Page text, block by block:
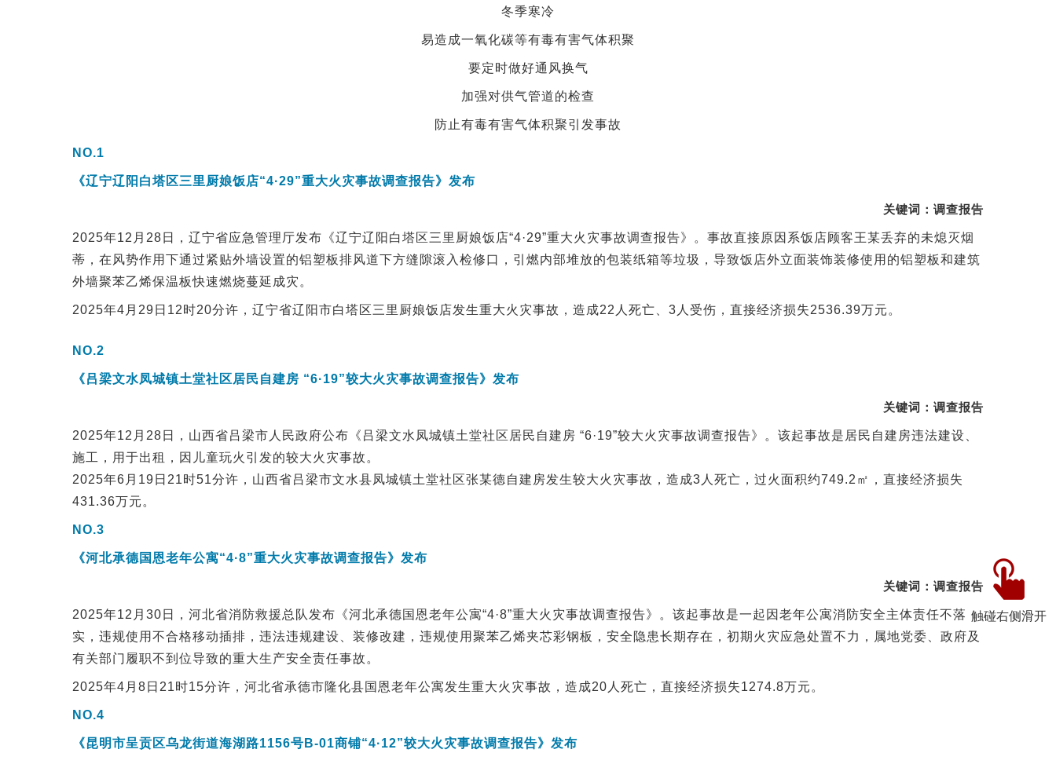
触碰右侧滑开
冬季寒冷
易造成一氧化碳等有毒有害气体积聚
要定时做好通风换气
加强对供气管道的检查
防止有毒有害气体积聚引发事故
NO.1
《辽宁辽阳白塔区三里厨娘饭店“4·29”重大火灾事故调查报告》发布
关键词：调查报告
2025年12月28日，辽宁省应急管理厅发布《辽宁辽阳白塔区三里厨娘饭店“4·29”重大火灾事故调查报告》。事故直接原因系饭店顾客王某丢弃的未熄灭烟
蒂，在风势作用下通过紧贴外墙设置的铝塑板排风道下方缝隙滚入检修口，引燃内部堆放的包装纸箱等垃圾，导致饭店外立面装饰装修使用的铝塑板和建筑
外墙聚苯乙烯保温板快速燃烧蔓延成灾。
2025年4月29日12时20分许，辽宁省辽阳市白塔区三里厨娘饭店发生重大火灾事故，造成22人死亡、3人受伤，直接经济损失2536.39万元。
NO.2
《吕梁文水凤城镇土堂社区居民自建房 “6·19”较大火灾事故调查报告》发布
关键词：调查报告
2025年12月28日，山西省吕梁市人民政府公布《吕梁文水凤城镇土堂社区居民自建房 “6·19”较大火灾事故调查报告》。该起事故是居民自建房违法建设、
施工，用于出租，因儿童玩火引发的较大火灾事故。
2025年6月19日21时51分许，山西省吕梁市文水县凤城镇土堂社区张某德自建房发生较大火灾事故，造成3人死亡，过火面积约749.2㎡，直接经济损失
431.36万元。
NO.3
《河北承德国恩老年公寓“4·8”重大火灾事故调查报告》发布
关键词：调查报告
2025年12月30日，河北省消防救援总队发布《河北承德国恩老年公寓“4·8”重大火灾事故调查报告》。该起事故是一起因老年公寓消防安全主体责任不落
实，违规使用不合格移动插排，违法违规建设、装修改建，违规使用聚苯乙烯夹芯彩钢板，安全隐患长期存在，初期火灾应急处置不力，属地党委、政府及
有关部门履职不到位导致的重大生产安全责任事故。
2025年4月8日21时15分许，河北省承德市隆化县国恩老年公寓发生重大火灾事故，造成20人死亡，直接经济损失1274.8万元。
NO.4
《昆明市呈贡区乌龙街道海湖路1156号B-01商铺“4·12”较大火灾事故调查报告》发布